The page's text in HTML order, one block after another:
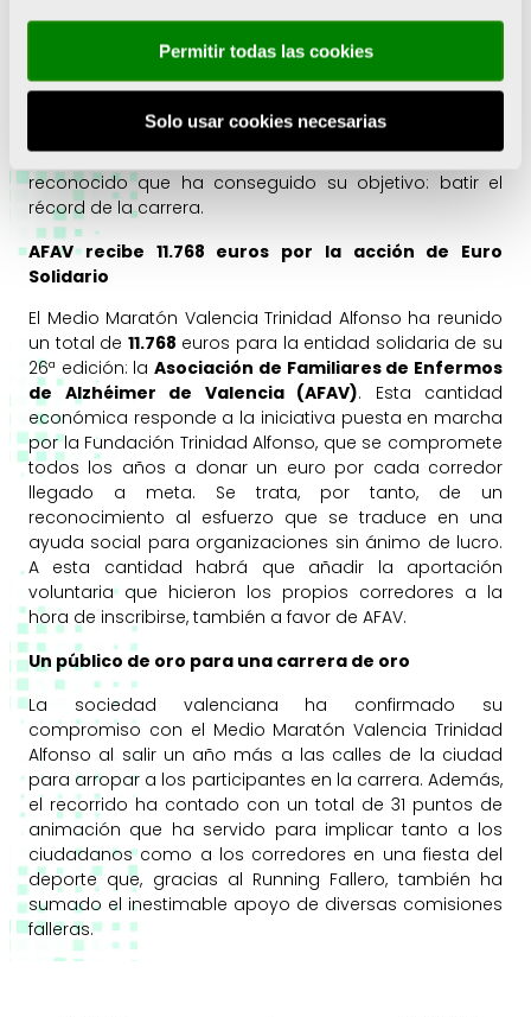
Permitir todas las cookies
Solo usar cookies necesarias
ganadores, asimismo, se han pronunciado con orgullo
por los resultados que han obtenido en el circuito
valenciano. En concreto, Kosgei Kibet ha afirmado que
ya tiene ganas de volver tras su debut en la Ciudad del
Running para mejorar marca y Jepchirchir ha
reconocido que ha conseguido su objetivo: batir el
récord de la carrera.
AFAV recibe 11.768 euros por la acción de Euro
Solidario
El Medio Maratón Valencia Trinidad Alfonso ha reunido
un total de 11.768 euros para la entidad solidaria de su
26ª edición: laAsociación de Familiares de Enfermos
de Alzhéimer de Valencia (AFAV). Esta cantidad
económica responde a la iniciativa puesta en marcha
por la Fundación Trinidad Alfonso, que se compromete
todos los años a donar un euro por cada corredor
llegado a meta. Se trata, por tanto, de un
reconocimiento al esfuerzo que se traduce en una
ayuda social para organizaciones sin ánimo de lucro.
A esta cantidad habrá que añadir la aportación
voluntaria que hicieron los propios corredores a la
hora de inscribirse, también a favor de AFAV.
Un público de oro para una carrera de oro
La sociedad valenciana ha confirmado su
compromiso con el Medio Maratón Valencia Trinidad
Alfonso al salir un año más a las calles de la ciudad
para arropar a los participantes en la carrera. Además,
el recorrido ha contado con un total de 31 puntos de
animación que ha servido para implicar tanto a los
ciudadanos como a los corredores en una fiesta del
deporte que, gracias al Running Fallero, también ha
sumado el inestimable apoyo de diversas comisiones
falleras.